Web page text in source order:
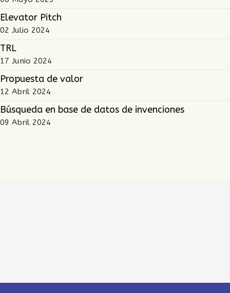
Elevator Pitch
02 Julio 2024
TRL
17 Junio 2024
Propuesta de valor
12 Abril 2024
Búsqueda en base de datos de invenciones
09 Abril 2024